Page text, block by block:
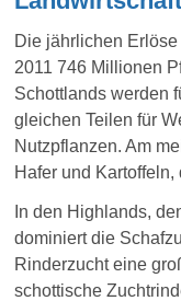
Die jährlichen
2011 746 Millionen
Schottlands werden
gleichen Teilen für
Nutzpflanzen. Am
Hafer und
In den Highlands,
dominiert die
Rinderzucht eine
schottische